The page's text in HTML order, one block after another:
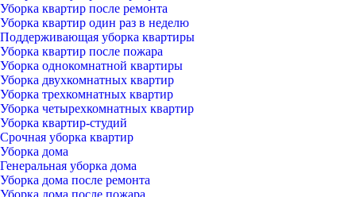
Уборка квартир после ремонта
Уборка квартир один раз в неделю
Поддерживающая уборка квартиры
Уборка квартир после пожара
Уборка однокомнатной квартиры
Уборка двухкомнатных квартир
Уборка трехкомнатных квартир
Уборка четырехкомнатных квартир
Уборка квартир-студий
Срочная уборка квартир
Уборка дома
Генеральная уборка дома
Уборка дома после ремонта
Уборка дома после пожара